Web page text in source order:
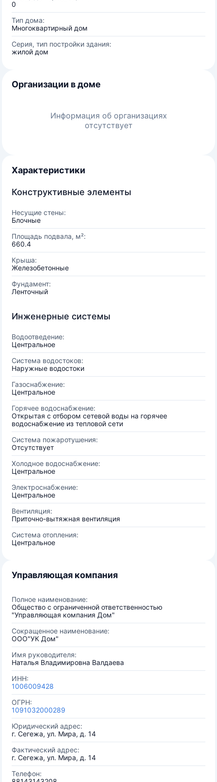
0
Тип дома:
Многоквартирный дом
Серия, тип постройки здания:
жилой дом
Организации в доме
Информация об организациях
отсутствует
Характеристики
Конструктивные элементы
Несущие стены:
Блочные
Площадь подвала, м²:
660.4
Крыша:
Железобетонные
Фундамент:
Ленточный
Инженерные системы
Водоотведение:
Центральное
Система водостоков:
Наружные водостоки
Газоснабжение:
Центральное
Горячее водоснабжение:
Открытая с отбором сетевой воды на горячее
водоснабжение из тепловой сети
Система пожаротушения:
Отсутствует
Холодное водоснабжение:
Центральное
Электроснабжение:
Центральное
Вентиляция:
Приточно-вытяжная вентиляция
Система отопления:
Центральное
Управляющая компания
Полное наименование:
Общество с ограниченной ответственностью
"Управляющая компания Дом"
Сокращенное наименование:
ООО"УК Дом"
Имя руководителя:
Наталья Владимировна Валдаева
ИНН:
1006009428
ОГРН:
1091032000289
Юридический адрес:
г. Сегежа, ул. Мира, д. 14
Фактический адрес:
г. Сегежа, ул. Мира, д. 14
Телефон: